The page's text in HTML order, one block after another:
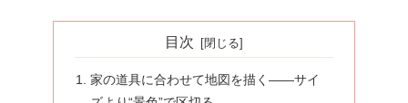
目次
家の道具に合わせて地図を描く——サイ